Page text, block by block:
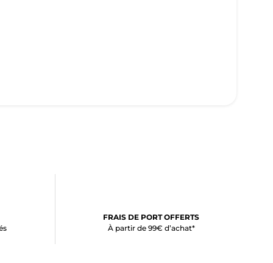
FRAIS DE PORT OFFERTS
À partir de 99€ d’achat*